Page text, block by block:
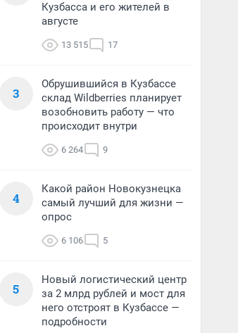
Кузбасса и его жителей в
августе
13 515 17
3
Обрушившийся в Кузбассе
склад Wildberries планирует
возобновить работу — что
происходит внутри
6 264 9
4
Какой район Новокузнецка
самый лучший для жизни —
опрос
6 106 5
5
Новый логистический центр
за 2 млрд рублей и мост для
него отстроят в Кузбассе —
подробности